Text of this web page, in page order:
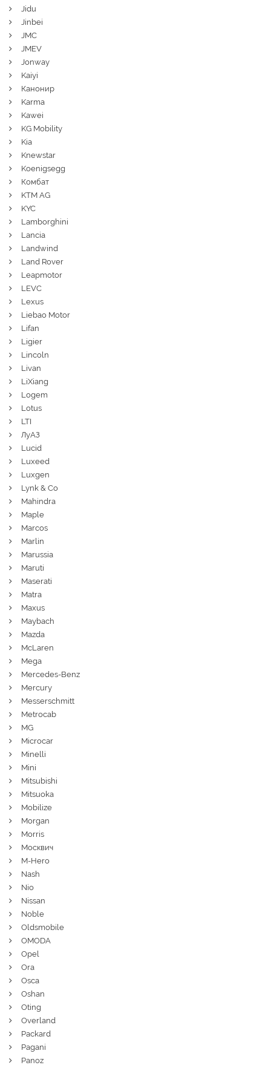
Jidu
Jinbei
JMC
JMEV
Jonway
Kaiyi
Канонир
Karma
Kawei
KG Mobility
Kia
Knewstar
Koenigsegg
Комбат
KTM AG
KYC
Lamborghini
Lancia
Landwind
Land Rover
Leapmotor
LEVC
Lexus
Liebao Motor
Lifan
Ligier
Lincoln
Livan
LiXiang
Logem
Lotus
LTI
ЛуАЗ
Lucid
Luxeed
Luxgen
Lynk & Co
Mahindra
Maple
Marcos
Marlin
Marussia
Maruti
Maserati
Matra
Maxus
Maybach
Mazda
McLaren
Mega
Mercedes-Benz
Mercury
Messerschmitt
Metrocab
MG
Microcar
Minelli
Mini
Mitsubishi
Mitsuoka
Mobilize
Morgan
Morris
Москвич
M-Hero
Nash
Nio
Nissan
Noble
Oldsmobile
OMODA
Opel
Ora
Osca
Oshan
Oting
Overland
Packard
Pagani
Panoz